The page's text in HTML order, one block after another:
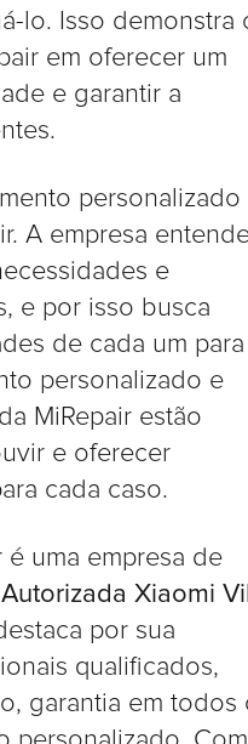
lo. Isso demonstra
em oferecer um
e garantir a
personalizado
A empresa
e
e por isso busca
de cada um para
personalizado e
MiRepair estão
e oferecer
cada caso.
é uma empresa de
Autorizada Xiaomi
por sua
qualificados,
garantia em todos